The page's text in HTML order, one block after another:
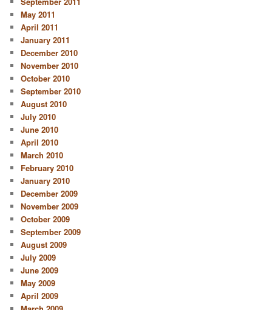
May 2011
April 2011
January 2011
December 2010
November 2010
October 2010
September 2010
August 2010
July 2010
June 2010
April 2010
March 2010
February 2010
January 2010
December 2009
November 2009
October 2009
September 2009
August 2009
July 2009
June 2009
May 2009
April 2009